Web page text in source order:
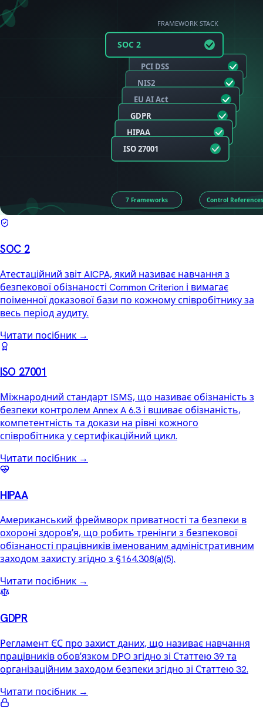
SOC 2
Атестаційний звіт AICPA, який називає навчання з
безпекової обізнаності Common Criterion і вимагає
поіменної доказової бази по кожному співробітнику за
весь період аудиту.
Читати посібник →
ISO 27001
Міжнародний стандарт ISMS, що називає обізнаність з
безпеки контролем Annex A 6.3 і вшиває обізнаність,
компетентність та докази на рівні кожного
співробітника у сертифікаційний цикл.
Читати посібник →
HIPAA
Американський фреймворк приватності та безпеки в
охороні здоровʼя, що робить тренінги з безпекової
обізнаності працівників іменованим адміністративним
заходом захисту згідно з §164.308(a)(5).
Читати посібник →
GDPR
Регламент ЄС про захист даних, що називає навчання
працівників обовʼязком DPO згідно зі Статтею 39 та
організаційним заходом безпеки згідно зі Статтею 32.
Читати посібник →